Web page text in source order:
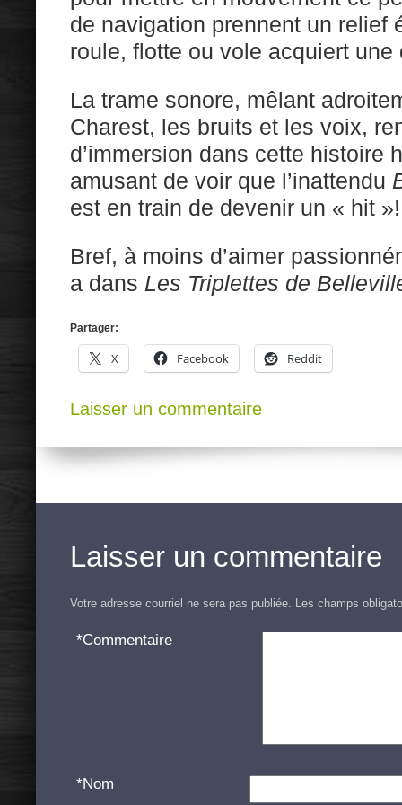
de navigation prennent un relief
roule, flotte ou vole acquiert
La trame sonore, mêlant
Charest, les bruits et les voix,
d’immersion dans cette histoire
amusant de voir que l’inattendu
est en train de devenir un « hit »!
Bref, à moins d’aimer
a dans Les Triplettes de
Partager:
X Facebook Reddit
Laisser un commentaire
Laisser un commentaire
Votre adresse courriel ne sera pas publiée. Les champs
Commentaire
*
Nom
*